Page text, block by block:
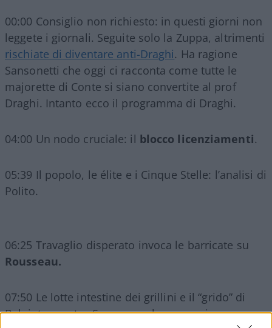
00:00 Consiglio non richiesto: in questi giorni non
leggete i giornali. Seguite solo la Zuppa, altrimenti
rischiate di diventare anti-Draghi. Ha ragione
Sansonetti che oggi ci racconta come tutte le
majorette di Conte si siano convertite al prof
Draghi. Intanto ecco il programma di Draghi.
04:00 Un nodo cruciale: il blocco licenziamenti.
05:39 Il popolo, le élite e i Cinque Stelle: l’analisi di
Polito.
06:25 Travaglio disperato invoca le barricate su
Rousseau.
07:50 Le lotte intestine dei grillini e il “grido” di
Belpietro contro Speranza e lo speranzismo.